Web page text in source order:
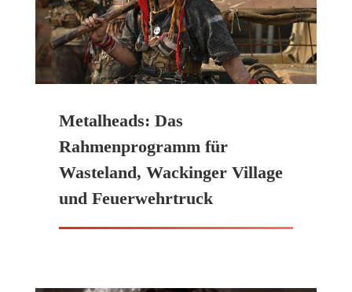
Metalheads: Das
Rahmenprogramm für
Wasteland, Wackinger Village
und Feuerwehrtruck